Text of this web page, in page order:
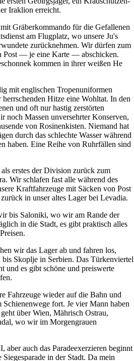
Iraklion erreicht.
Gräberkommando für die Gefallenen
am Flugplatz, wo unsere Ju's
zurücknehmen. Wir dürfen zum
Post — je eine Karte — abschicken.
kommen in ihrer weißen He
mit englischen Tropenuniformen
Hitze eine Wohltat. In den
und oft nur hastig zerstörten
noch Massen unversehrter Konserven,
von Rosinenkisten. Niemand hat
durch das schlechte Wasser während
haben. Eine Reihe von Ruhrfällen sind
erstes der Division zurück zum
Wir schlafen fast alle während des
Kraftfahrzeuge mit Säcken von Post
in unser altes Lager bei Levadia.
bis Saloniki, wo wir am Rande der
in die Stadt, es gibt praktisch alles
wir das Lager ab und fahren los,
Skoplje in Serbien. Das Türkenviertel
und es gibt schöne und preiswerte
Fahrzeuge wieder auf die Bahn und
fort. Je vier Mann haben
über Wien, Mährisch Ostrau,
wo wir im Morgengrauen
aber auch das Paradeexerzieren beginnt
in der Stadt. Da mein